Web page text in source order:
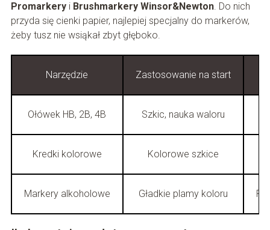
Promarkeryi Brushmarkery Winsor&Newton. Do nich
przyda się cienki papier, najlepiej specjalny do markerów,
żeby tusz nie wsiąkał zbyt głęboko.
Narzędzie Zastosowanie na start
Ołówek HB, 2B, 4B Szkic, nauka waloru
Kredki kolorowe Kolorowe szkice
Markery alkoholowe Gładkie plamy koloru